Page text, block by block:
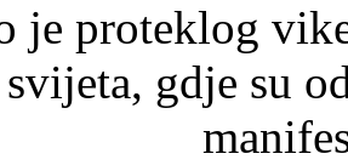
je proteklog
gdje su